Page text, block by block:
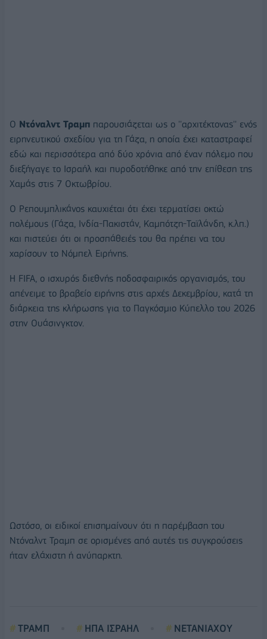
Ο Ντόναλντ Τραμπ παρουσιάζεται ως ο ''αρχιτέκτονας'' ενός
ειρηνευτικού σχεδίου για τη Γάζα, η οποία έχει καταστραφεί
εδώ και περισσότερα από δύο χρόνια από έναν πόλεμο που
διεξήγαγε το Ισραήλ και πυροδοτήθηκε από την επίθεση της
Χαμάς στις 7 Οκτωβρίου.
Ο Ρεπουμπλικάνος καυχιέται ότι έχει τερματίσει οκτώ
πολέμους (Γάζα, Ινδία-Πακιστάν, Καμπότζη-Ταϊλάνδη, κ.λπ.)
και πιστεύει ότι οι προσπάθειές του θα πρέπει να του
χαρίσουν το Νόμπελ Ειρήνης.
Η FIFA, ο ισχυρός διεθνής ποδοσφαιρικός οργανισμός, του
απένειμε το βραβείο ειρήνης στις αρχές Δεκεμβρίου, κατά τη
διάρκεια της κλήρωσης για το Παγκόσμιο Κύπελλο του 2026
στην Ουάσινγκτον.
Ωστόσο, οι ειδικοί επισημαίνουν ότι η παρέμβαση του
Ντόναλντ Τραμπ σε ορισμένες από αυτές τις συγκρούσεις
ήταν ελάχιστη ή ανύπαρκτη.
ΤΡΑΜΠ ΗΠΑ ΙΣΡΑΗΛ ΝΕΤΑΝΙΑΧΟΥ